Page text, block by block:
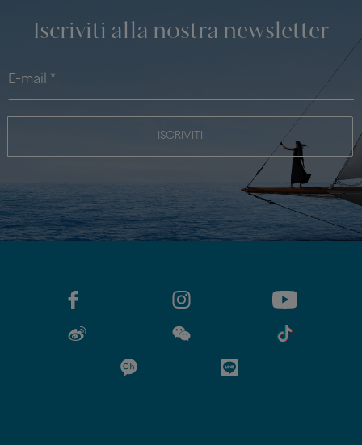
Iscriviti alla nostra newsletter
ISCRIVITI